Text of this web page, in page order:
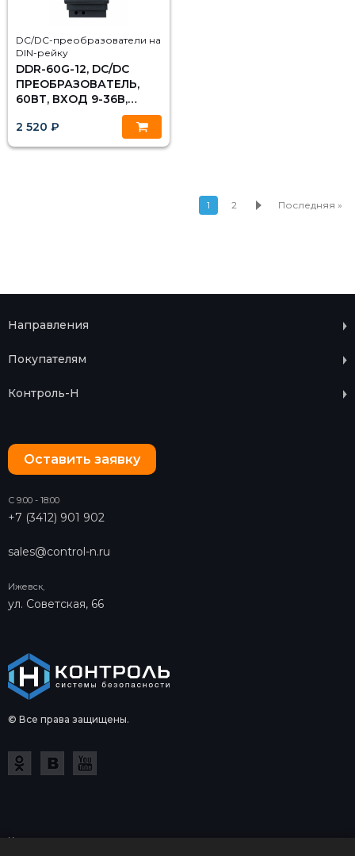
DC/DC-преобразователи на
DIN-рейку
DDR-60G-12, DC/DC
ПРЕОБРАЗОВАТЕЛЬ,
60ВТ, ВХОД 9-36В,
ВЫХОД 12В/5А MEAN
WELL
2 520 ₽
1 2 Последняя »
© Все права защищены.
Оставить заявку
С 9:00 - 18:00
+7 (3412) 901 902
sales@control-n.ru
Ижевск,
ул. Советская, 66
Направления
Покупателям
Контроль-Н
Копирование и использование в коммерческих целях